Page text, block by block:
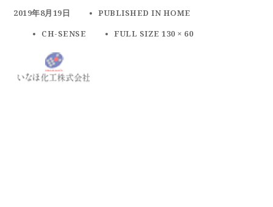
2019年8月19日 PUBLISHED IN HOME
CH-SENSE
FULL SIZE 130 × 60